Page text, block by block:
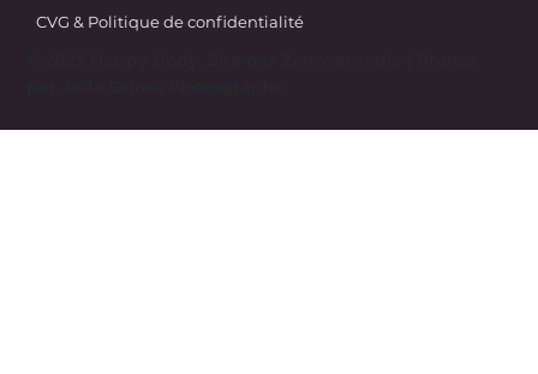
CVG & Politique de confidentialité